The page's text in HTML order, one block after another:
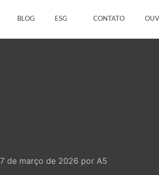
BLOG ESG CONTATO
de março de 2026 por A5